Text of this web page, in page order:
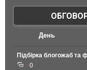
День
Підбірка блогожаб та
0